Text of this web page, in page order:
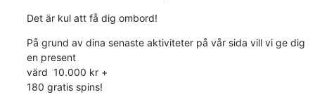
Det är kul att få dig ombord!
På grund av dina senaste aktiviteter på vår sida vill vi ge dig
en present
värd  10.000 kr +
180 gratis spins!